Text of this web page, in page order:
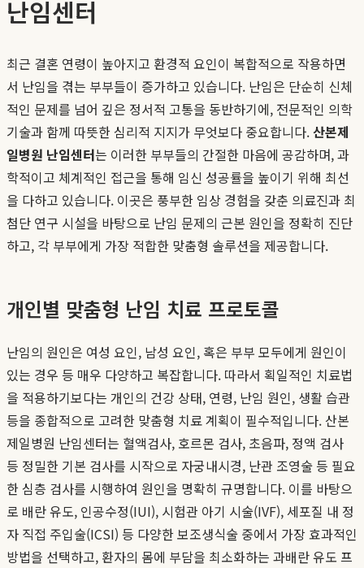
난임센터
최근 결혼 연령이 높아지고 환경적 요인이 복합적으로 작용하면
서 난임을 겪는 부부들이 증가하고 있습니다. 난임은 단순히 신체
적인 문제를 넘어 깊은 정서적 고통을 동반하기에, 전문적인 의학
기술과 함께 따뜻한 심리적 지지가 무엇보다 중요합니다. 산본제
일병원 난임센터는 이러한 부부들의 간절한 마음에 공감하며, 과
학적이고 체계적인 접근을 통해 임신 성공률을 높이기 위해 최선
을 다하고 있습니다. 이곳은 풍부한 임상 경험을 갖춘 의료진과 최
첨단 연구 시설을 바탕으로 난임 문제의 근본 원인을 정확히 진단
하고, 각 부부에게 가장 적합한 맞춤형 솔루션을 제공합니다.
개인별 맞춤형 난임 치료 프로토콜
난임의 원인은 여성 요인, 남성 요인, 혹은 부부 모두에게 원인이
있는 경우 등 매우 다양하고 복잡합니다. 따라서 획일적인 치료법
을 적용하기보다는 개인의 건강 상태, 연령, 난임 원인, 생활 습관
등을 종합적으로 고려한 맞춤형 치료 계획이 필수적입니다. 산본
제일병원 난임센터는 혈액검사, 호르몬 검사, 초음파, 정액 검사
등 정밀한 기본 검사를 시작으로 자궁내시경, 난관 조영술 등 필요
한 심층 검사를 시행하여 원인을 명확히 규명합니다. 이를 바탕으
로 배란 유도, 인공수정(IUI), 시험관 아기 시술(IVF), 세포질 내 정
자 직접 주입술(ICSI) 등 다양한 보조생식술 중에서 가장 효과적인
방법을 선택하고, 환자의 몸에 부담을 최소화하는 과배란 유도 프